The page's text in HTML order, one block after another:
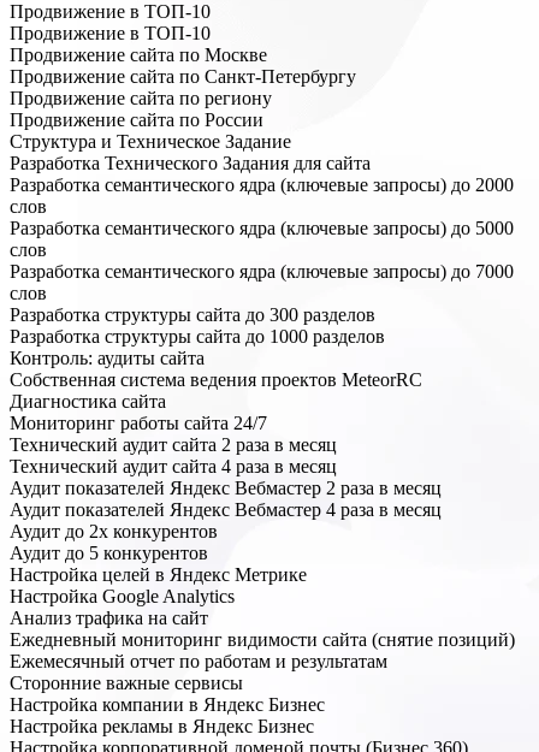
Продвижение в ТОП-10
Продвижение в ТОП-10
Продвижение сайта по Москве
Продвижение сайта по Санкт-Петербургу
Продвижение сайта по региону
Продвижение сайта по России
Cтруктура и Техническое Задание
Разработка Технического Задания для сайта
Разработка семантического ядра (ключевые запросы) до 2000
слов
Разработка семантического ядра (ключевые запросы) до 5000
слов
Разработка семантического ядра (ключевые запросы) до 7000
слов
Разработка структуры сайта до 300 разделов
Разработка структуры сайта до 1000 разделов
Контроль: аудиты сайта
Собственная система ведения проектов MeteorRC
Диагностика сайта
Мониторинг работы сайта 24/7
Технический аудит сайта 2 раза в месяц
Технический аудит сайта 4 раза в месяц
Аудит показателей Яндекс Вебмастер 2 раза в месяц
Аудит показателей Яндекс Вебмастер 4 раза в месяц
Аудит до 2х конкурентов
Аудит до 5 конкурентов
Настройка целей в Яндекс Метрике
Настройка Google Analytics
Анализ трафика на сайт
Ежедневный мониторинг видимости сайта (снятие позиций)
Ежемесячный отчет по работам и результатам
Сторонние важные сервисы
Настройка компании в Яндекс Бизнес
Настройка рекламы в Яндекс Бизнес